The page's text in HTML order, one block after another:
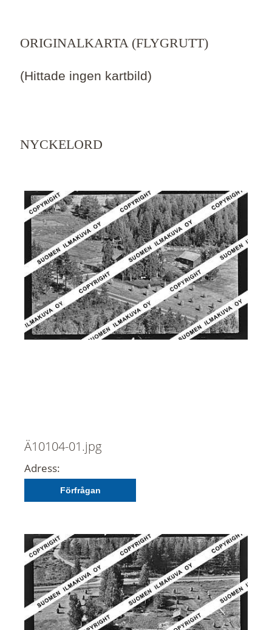
ORIGINALKARTA (FLYGRUTT)
(Hittade ingen kartbild)
NYCKELORD
Ä10104-01.jpg
Adress:
Förfrågan